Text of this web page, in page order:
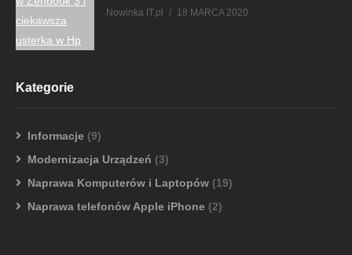
Nowinka IT.pl 18 MARCA 2020
Kategorie
Informacje (9)
Modernizacja Urządzeń (3)
Naprawa Komputerów i Laptopów (19)
Naprawa telefonów Apple iPhone (2)